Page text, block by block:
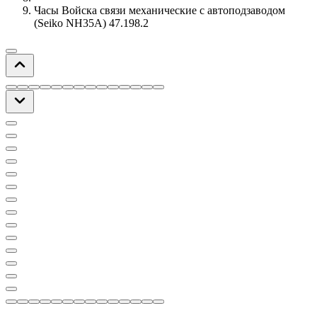
Часы Войска связи механические с автоподзаводом
(Seiko NH35A) 47.198.2